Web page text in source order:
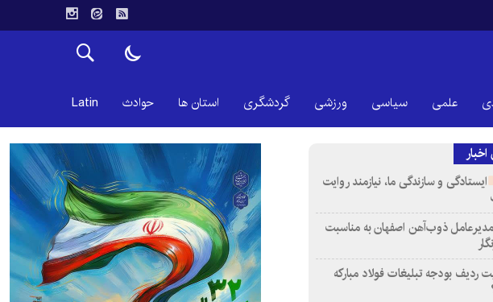
علمی سیاسی ورزشی گردشگری استان ها حوادث Latin
ایستادگی و سازندگی ما، نیازمند روایت
ذوب‌آهن اصفهان به مناسبت
ردیف بودجه تبلیغات فولاد مبارکه